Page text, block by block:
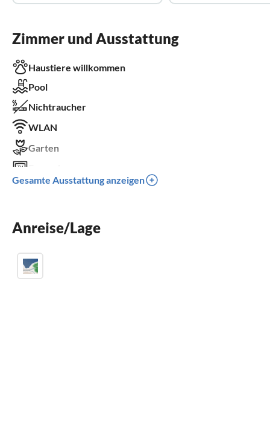
Zimmer und Ausstattung
Haustiere willkommen
Pool
Nichtraucher
WLAN
Garten
Terrasse
Sauna
Gesamte Ausstattung anzeigen
Anreise/Lage